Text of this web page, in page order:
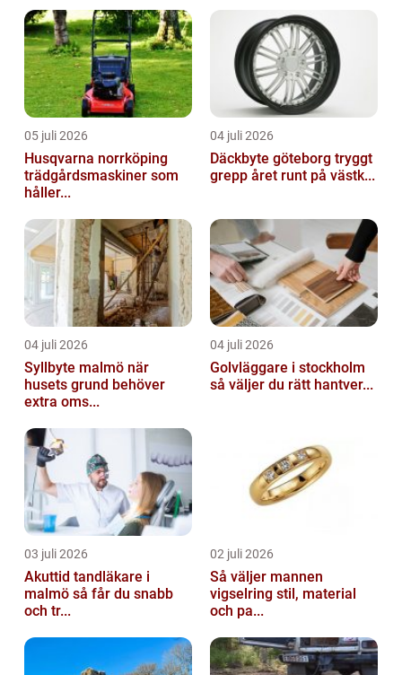
05 juli 2026
Husqvarna norrköping
trädgårdsmaskiner som
håller...
04 juli 2026
Däckbyte göteborg tryggt
grepp året runt på västk...
04 juli 2026
Syllbyte malmö när
husets grund behöver
extra oms...
04 juli 2026
Golvläggare i stockholm
så väljer du rätt hantver...
03 juli 2026
Akuttid tandläkare i
malmö så får du snabb
och tr...
02 juli 2026
Så väljer mannen
vigselring stil, material
och pa...